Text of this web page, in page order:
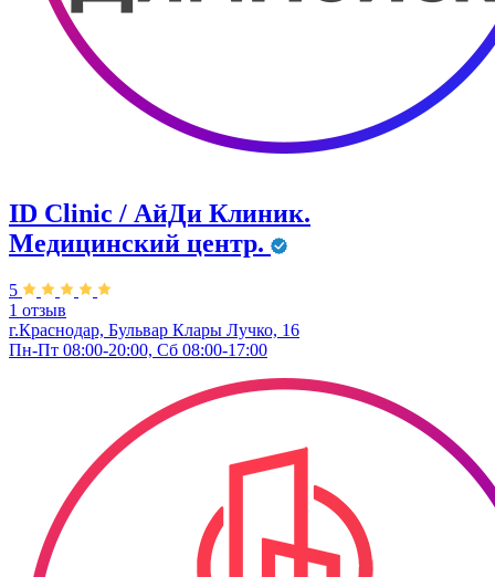
ID Clinic / АйДи Клиник.
Медицинский центр.
5
1 отзыв
г.Краснодар, Бульвар ​Клары Лучко, 16
Пн-Пт 08:00-20:00, Сб 08:00-17:00